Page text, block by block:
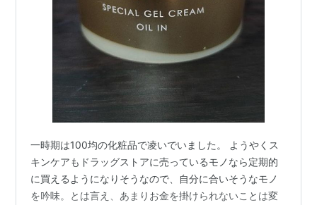
一時期は100均の化粧品で凌いでいました。 ようやくス
キンケアもドラッグストアに売っているモノなら定期的
に買えるようになりそうなので、自分に合いそうなモノ
を吟味。とは言え、あまりお金を掛けられないことは変